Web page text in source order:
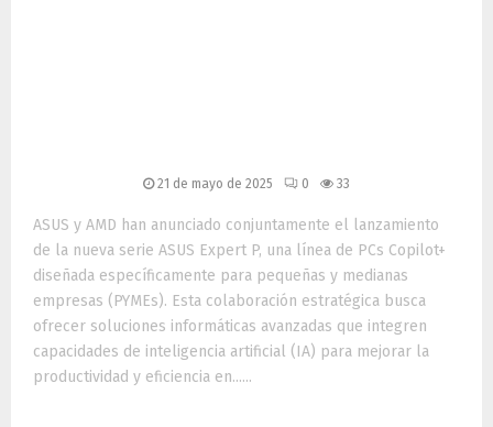
21 de mayo de 2025 0 33
ASUS y AMD han anunciado conjuntamente el lanzamiento
de la nueva serie ASUS Expert P, una línea de PCs Copilot+
diseñada específicamente para pequeñas y medianas
empresas (PYMEs). Esta colaboración estratégica busca
ofrecer soluciones informáticas avanzadas que integren
capacidades de inteligencia artificial (IA) para mejorar la
productividad y eficiencia en......